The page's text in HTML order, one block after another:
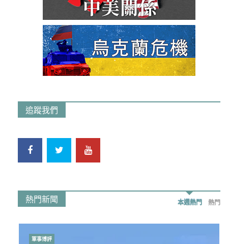
追蹤我們
熱門新聞 本週熱門 熱門
軍事博評
時事政治